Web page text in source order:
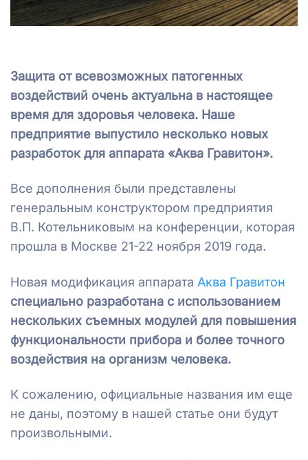
Защита от всевозможных патогенных
воздействий очень актуальна в настоящее
время для здоровья человека. Наше
предприятие выпустило несколько новых
разработок для аппарата «Аква Гравитон».
Все дополнения были представлены
генеральным конструктором предприятия
В.П. Котельниковым на конференции, которая
прошла в Москве 21-22 ноября 2019 года.
Новая модификация аппарата Аква Гравитон
специально разработана с использованием
нескольких съемных модулей для повышения
функциональности прибора и более точного
воздействия на организм человека.
К сожалению, официальные названия им еще
не даны, поэтому в нашей статье они будут
произвольными.